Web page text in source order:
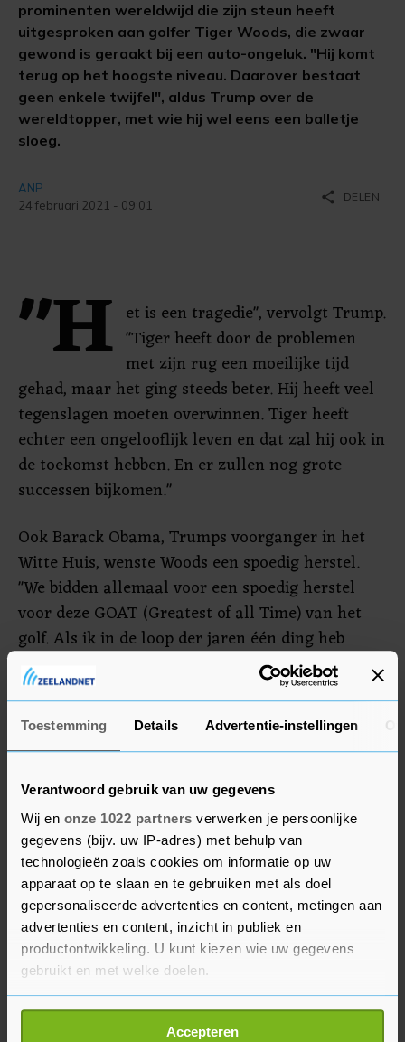
Toestemming Details Advertentie-instellingen
Verantwoord gebruik van uw gegevens
Wij en onze 1022 partners verwerken je persoonlijke
gegevens (bijv. uw IP-adres) met behulp van
technologieën zoals cookies om informatie op uw
apparaat op te slaan en te gebruiken met als doel
gepersonaliseerde advertenties en content, metingen aan
advertenties en content, inzicht in publiek en
productontwikkeling. U kunt kiezen wie uw gegevens
gebruikt en met welke doelen.
Als u het toestaat, willen we ook graag:
Informatie verzamelen over uw geografische
Accepteren
prominenten wereldwijd die zijn steun heeft
uitgesproken aan golfer Tiger Woods, die zwaar
gewond is geraakt bij een auto-ongeluk. "Hij komt
terug op het hoogste niveau. Daarover bestaat
geen enkele twijfel", aldus Trump over de
wereldtopper, met wie hij wel eens een balletje
sloeg.
ANP
24 februari 2021 - 09:01
share DELEN
"H et is een tragedie", vervolgt Trump.
"Tiger heeft door de problemen
met zijn rug een moeilijke tijd
gehad, maar het ging steeds beter. Hij heeft veel
tegenslagen moeten overwinnen. Tiger heeft
echter een ongelooflijk leven en dat zal hij ook in
de toekomst hebben. En er zullen nog grote
successen bijkomen."
Ook Barack Obama, Trumps voorganger in het
Witte Huis, wenste Woods een spoedig herstel.
"We bidden allemaal voor een spoedig herstel
voor deze GOAT (Greatest of all Time) van het
golf. Als ik in de loop der jaren één ding heb
geleerd is dat je Tiger Woods nooit moet
afschrijven. Nu leven we mee met hem en zijn
familie."